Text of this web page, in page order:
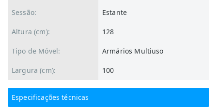
Sessão: Estante
Altura (cm): 128
Tipo de Móvel: Armários Multiuso
Largura (cm): 100
Especificações técnicas